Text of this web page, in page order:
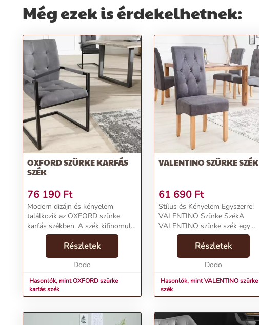
Még ezek is érdekelhetnek:
OXFORD SZÜRKE KARFÁS
SZÉK
76 190 Ft
Modern dizájn és kényelem
találkozik az OXFORD szürke
karfás székben. A szék kifinomult
brit eleganciát sugároz a modern
hajlított kialakításával és a
klasszikus jegyekkel. A szürke
párnázott ülés kel...
Részletek
Dodo
Hasonlók, mint OXFORD szürke
karfás szék
VALENTINO SZÜRKE SZÉK
61 690 Ft
Stílus és Kényelem Egyszerre:
VALENTINO Szürke SzékA
VALENTINO szürke szék egy
szépséges és klasszikus
bútordarab, amely letisztult
designnal és strapabíró
kivitelezéssel bűvöli el. A
Részletek
Dodo
Hasonlók, mint VALENTINO szürke
szék